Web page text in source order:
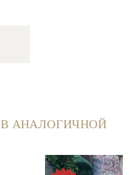
АНАЛОГИЧНОЙ